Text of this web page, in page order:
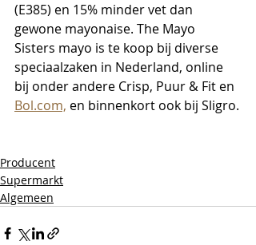
(E385) en 15% minder vet dan
gewone mayonaise. The Mayo
Sisters mayo is te koop bij diverse
speciaalzaken in Nederland, online
bij onder andere Crisp, Puur & Fit en
Bol.com, en binnenkort ook bij Sligro.
Producent
Supermarkt
Algemeen